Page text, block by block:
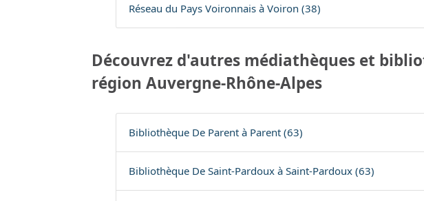
Réseau du Pays Voironnais à Voiron (38)
Découvrez d'autres médiathèques et
région Auvergne-Rhône-Alpes
Bibliothèque De Parent à Parent (63)
Bibliothèque De Saint-Pardoux à Saint-Pardoux (63)